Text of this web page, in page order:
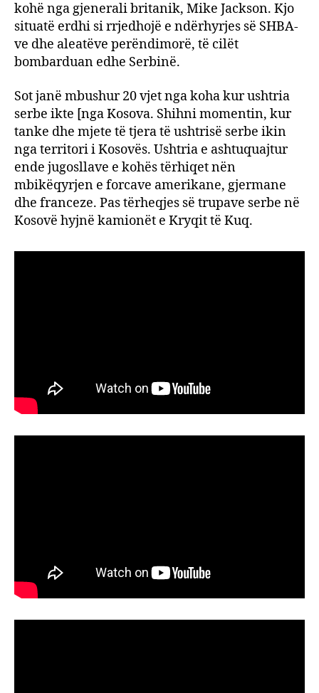
kohë nga gjenerali britanik, Mike Jackson. Kjo
situatë erdhi si rrjedhojë e ndërhyrjes së SHBA-
ve dhe aleatëve perëndimorë, të cilët
bombarduan edhe Serbinë.
Sot janë mbushur 20 vjet nga koha kur ushtria
serbe ikte [nga Kosova. Shihni momentin, kur
tanke dhe mjete të tjera të ushtrisë serbe ikin
nga territori i Kosovës. Ushtria e ashtuquajtur
ende jugosllave e kohës tërhiqet nën
mbikëqyrjen e forcave amerikane, gjermane
dhe franceze. Pas tërheqjes së trupave serbe në
Kosovë hyjnë kamionët e Kryqit të Kuq.